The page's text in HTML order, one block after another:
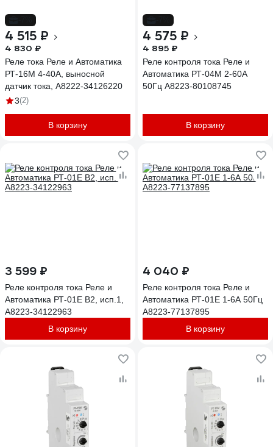
4 515 ₽
4 830 ₽
Реле тока Реле и Автоматика
РТ-16М 4-40А, выносной
датчик тока, A8222-34126220
3(2)
В корзину
4 575 ₽
4 895 ₽
Реле контроля тока Реле и
Автоматика РТ-04М 2-60А
50Гц A8223-80108745
В корзину
3 599 ₽
Реле контроля тока Реле и
Автоматика РТ-01Е В2, исп.1,
A8223-34122963
В корзину
4 040 ₽
Реле контроля тока Реле и
Автоматика РТ-01Е 1-6А 50Гц
A8223-77137895
В корзину